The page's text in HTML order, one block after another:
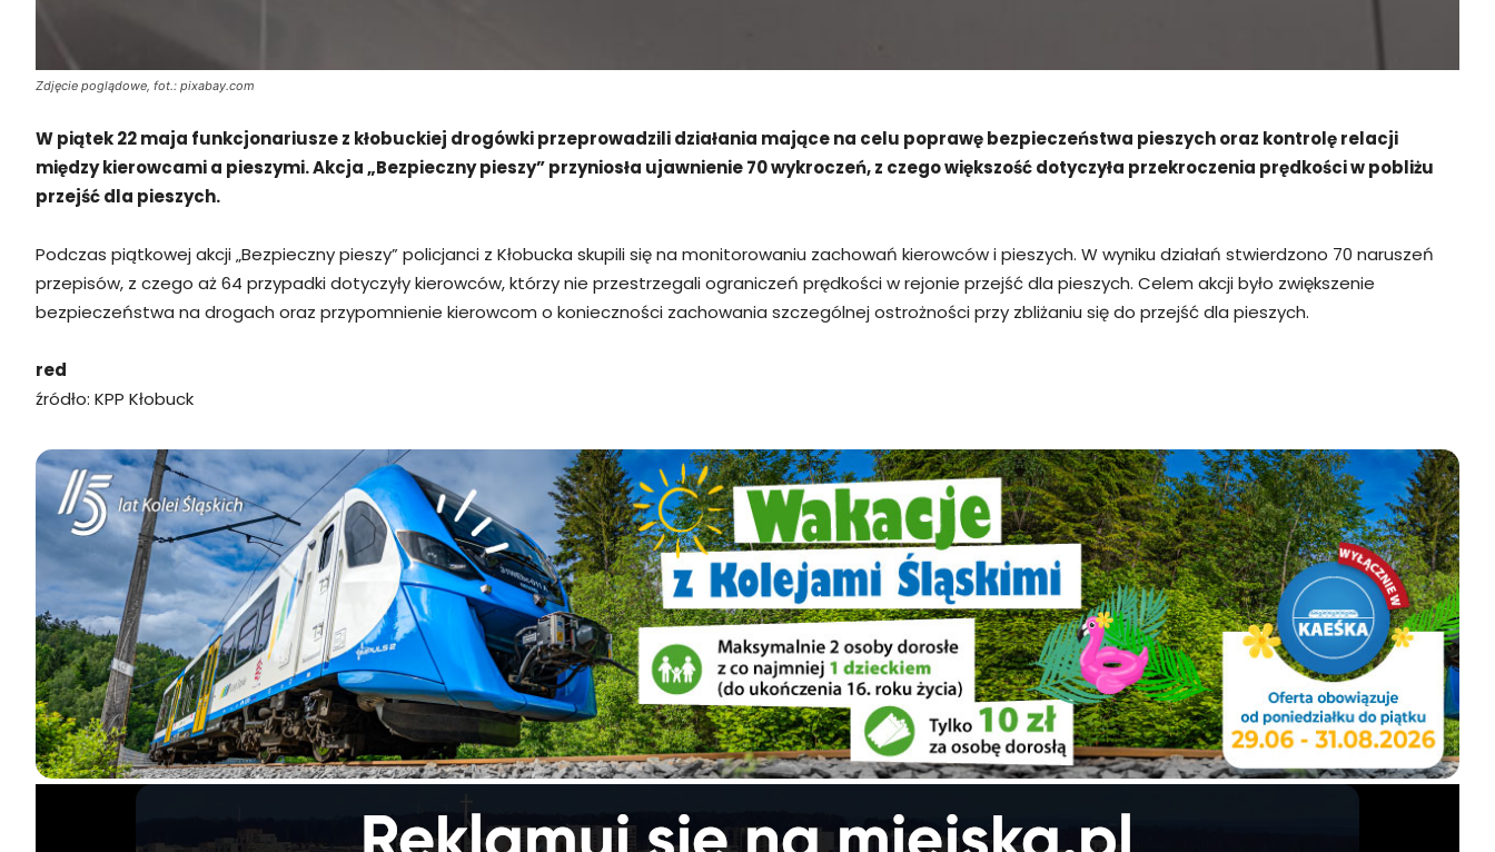
Zdjęcie poglądowe, fot.: pixabay.com
W piątek 22 maja funkcjonariusze z kłobuckiej drogówki przeprowadzili działania mające na celu poprawę bezpieczeństwa pieszych oraz kontrolę relacji
między kierowcami a pieszymi. Akcja „Bezpieczny pieszy” przyniosła ujawnienie 70 wykroczeń, z czego większość dotyczyła przekroczenia prędkości w pobliżu
przejść dla pieszych.
Podczas piątkowej akcji „Bezpieczny pieszy” policjanci z Kłobucka skupili się na monitorowaniu zachowań kierowców i pieszych. W wyniku działań stwierdzono 70 naruszeń
przepisów, z czego aż 64 przypadki dotyczyły kierowców, którzy nie przestrzegali ograniczeń prędkości w rejonie przejść dla pieszych. Celem akcji było zwiększenie
bezpieczeństwa na drogach oraz przypomnienie kierowcom o konieczności zachowania szczególnej ostrożności przy zbliżaniu się do przejść dla pieszych.
red
źródło: KPP Kłobuck